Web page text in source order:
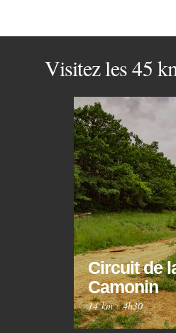
Visitez les 45
Circuit de
Camonin
14 km·4h30